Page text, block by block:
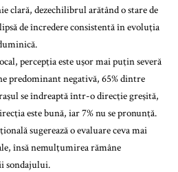
clară, dezechilibrul arătând o stare de
de încredere consistentă în evoluţia
percepţia este uşor mai puţin severă
predominant negativă, 65% dintre
se îndreaptă într-o direcţie greşită,
este bună, iar 7% nu se pronunţă.
sugerează o evaluare ceva mai
însă nemulţumirea rămâne
sondajului.